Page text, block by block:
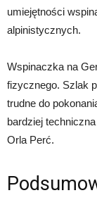
umiejętności
alpinistycznych.
Wspinaczka na
fizycznego. Szlak
trudne do
bardziej
Orla Perć.